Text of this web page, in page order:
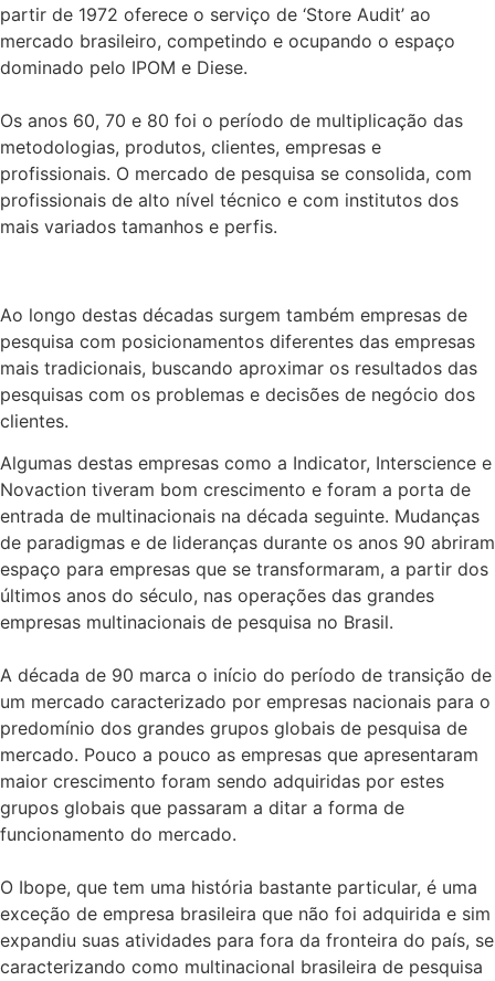
partir de 1972 oferece o serviço de ‘Store Audit’ ao
mercado brasileiro, competindo e ocupando o espaço
dominado pelo IPOM e Diese.
Os anos 60, 70 e 80 foi o período de multiplicação das
metodologias, produtos, clientes, empresas e
profissionais. O mercado de pesquisa se consolida, com
profissionais de alto nível técnico e com institutos dos
mais variados tamanhos e perfis.
Ao longo destas décadas surgem também empresas de
pesquisa com posicionamentos diferentes das empresas
mais tradicionais, buscando aproximar os resultados das
pesquisas com os problemas e decisões de negócio dos
clientes.
Algumas destas empresas como a Indicator, Interscience e
Novaction tiveram bom crescimento e foram a porta de
entrada de multinacionais na década seguinte. Mudanças
de paradigmas e de lideranças durante os anos 90 abriram
espaço para empresas que se transformaram, a partir dos
últimos anos do século, nas operações das grandes
empresas multinacionais de pesquisa no Brasil.
A década de 90 marca o início do período de transição de
um mercado caracterizado por empresas nacionais para o
predomínio dos grandes grupos globais de pesquisa de
mercado. Pouco a pouco as empresas que apresentaram
maior crescimento foram sendo adquiridas por estes
grupos globais que passaram a ditar a forma de
funcionamento do mercado.
O Ibope, que tem uma história bastante particular, é uma
exceção de empresa brasileira que não foi adquirida e sim
expandiu suas atividades para fora da fronteira do país, se
caracterizando como multinacional brasileira de pesquisa